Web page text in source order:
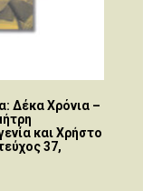
Δέκα Χρόνια –
και Χρήστο
37,